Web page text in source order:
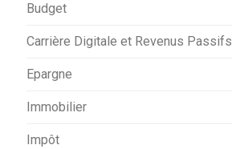
Budget
Carrière Digitale et Revenus Passifs
Epargne
Immobilier
Impôt